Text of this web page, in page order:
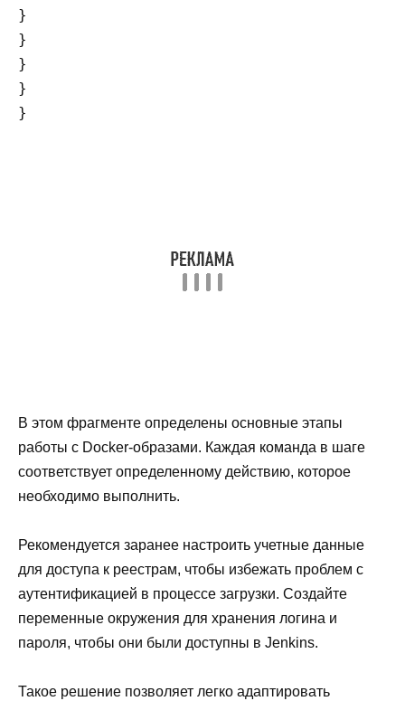
}
}
}
}
В этом фрагменте определены основные этапы
работы с Docker-образами. Каждая команда в шаге
соответствует определенному действию, которое
необходимо выполнить.
Рекомендуется заранее настроить учетные данные
для доступа к реестрам, чтобы избежать проблем с
аутентификацией в процессе загрузки. Создайте
переменные окружения для хранения логина и
пароля, чтобы они были доступны в Jenkins.
Такое решение позволяет легко адаптировать